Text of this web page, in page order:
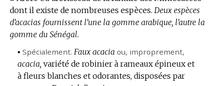
dont il existe de nombreuses espèces. Deux espèces
d’acacias fournissent l’une la gomme arabique, l’autre la
gomme du Sénégal.
▪ Spécialement. Faux acacia ou, improprement,
acacia, variété de robinier à rameaux épineux et
à fleurs blanches et odorantes, disposées par